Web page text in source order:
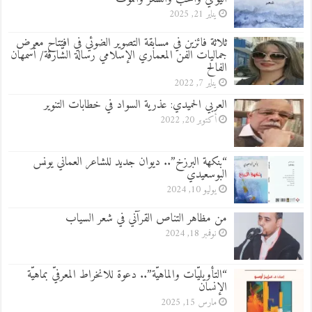
يناير 21, 2025
ثلاثة فائزين في مسابقة التصوير الضوئي في افتتاح معرض
جماليات الفن المعماري الإسلامي رسالة الشّارقة/ أسمهان
الفالح
يناير 7, 2022
العربي الحميدي: عذرية السواد في خطابات التنوير
أكتوبر 20, 2022
“بنكهة البرزخ”.. ديوان جديد للشاعر العماني يونس
البوسعيدي
يوليو 10, 2024
من مظاهر التناص القرآني في شعر السياب
نوفمبر 18, 2024
“التأويليّات والماهيّة”.. دعوة للانخراط المعرفيّ بماهيّة
الإنسان
مارس 15, 2025